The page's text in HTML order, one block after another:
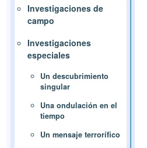
Investigaciones de
campo
Investigaciones
especiales
Un descubrimiento
singular
Una ondulación en el
tiempo
Un mensaje terrorífico